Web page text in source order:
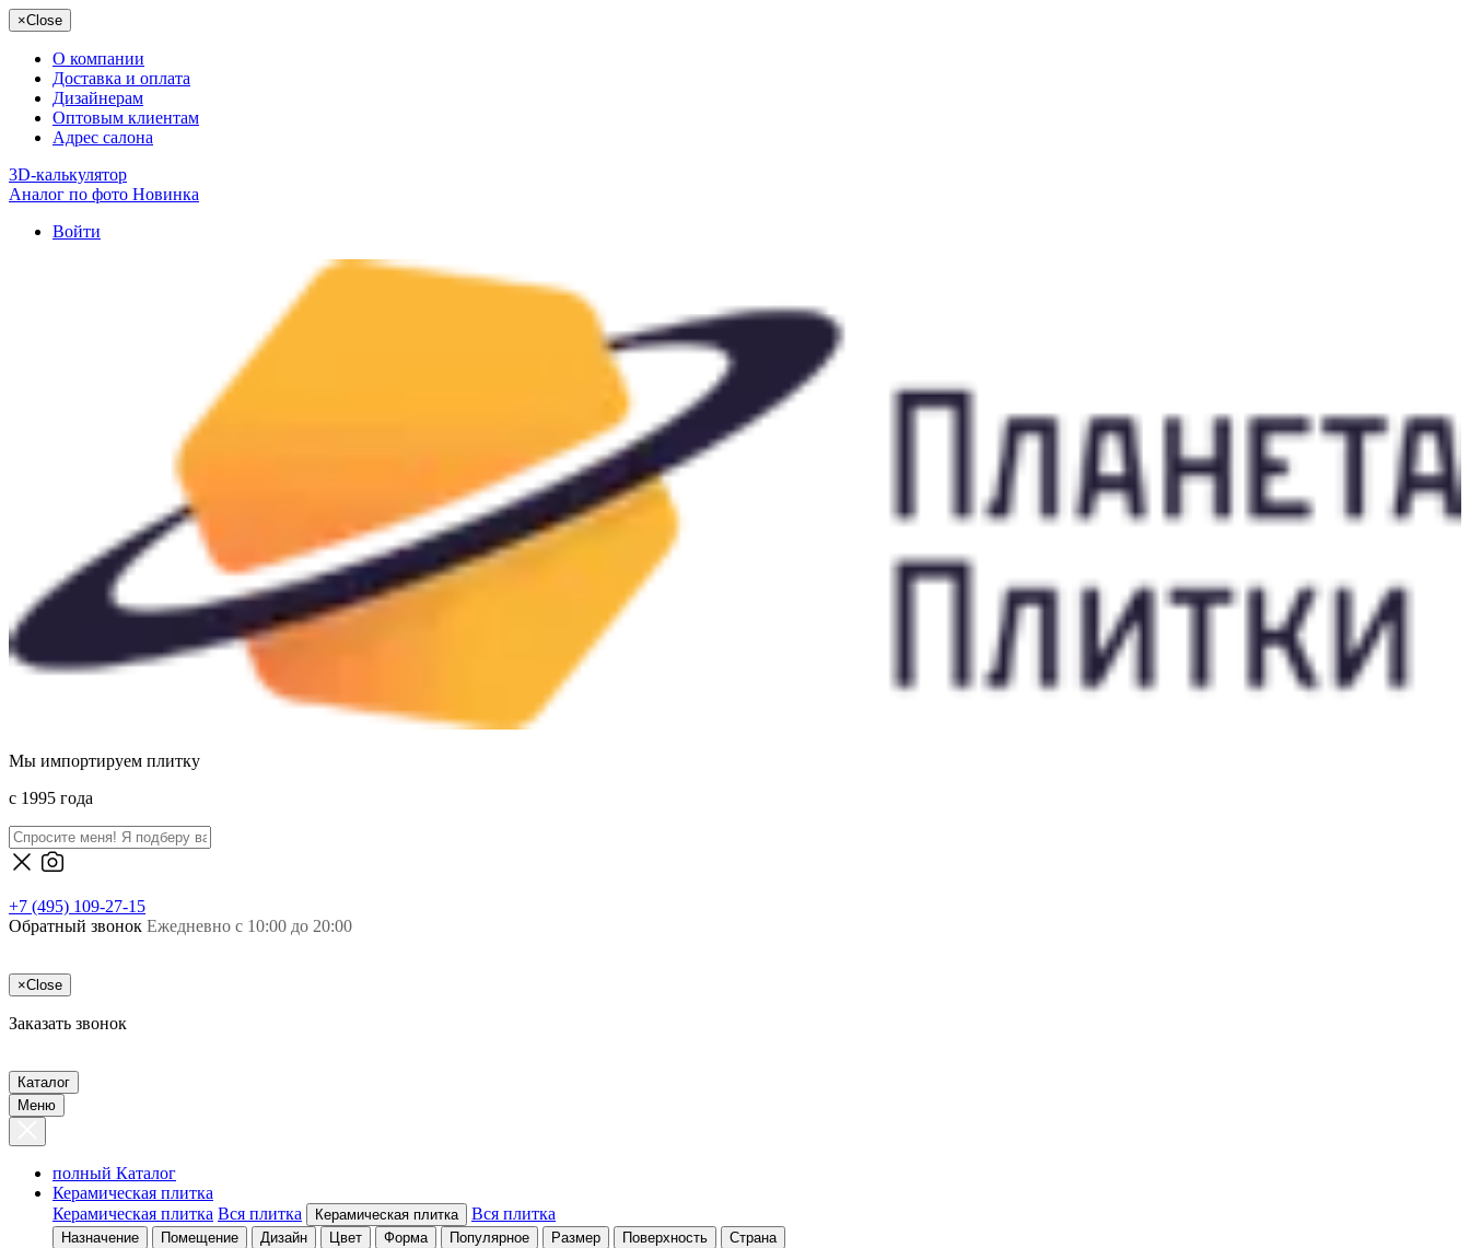
×Close
О компании
Доставка и оплата
Дизайнерам
Оптовым клиентам
Адрес салона
3D-калькулятор
Аналог по фото Новинка
Войти
Мы импортируем плитку
c 1995 года
+7 (495) 109-27-15
Обратный звонок Ежедневно с 10:00 до 20:00
×Close
Заказать звонок
Каталог
Меню
полный Каталог
Керамическая плитка
Керамическая плитка Вся плитка Керамическая плитка Вся плитка
Назначение Помещение Дизайн Цвет Форма Популярное Размер Поверхность Страна